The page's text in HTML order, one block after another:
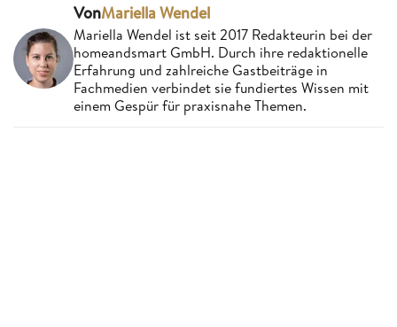
VonMariella Wendel
Mariella Wendel ist seit 2017 Redakteurin bei der
homeandsmart GmbH. Durch ihre redaktionelle
Erfahrung und zahlreiche Gastbeiträge in
Fachmedien verbindet sie fundiertes Wissen mit
einem Gespür für praxisnahe Themen.